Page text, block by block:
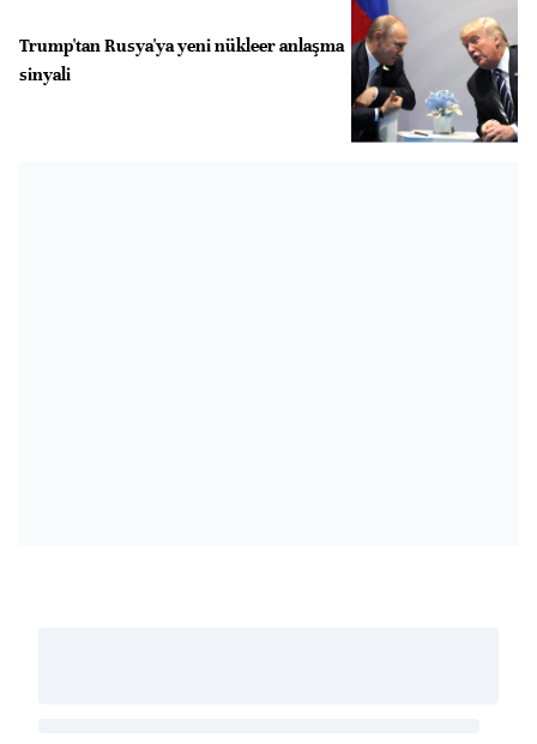
Trump'tan Rusya'ya yeni nükleer anlaşma
sinyali